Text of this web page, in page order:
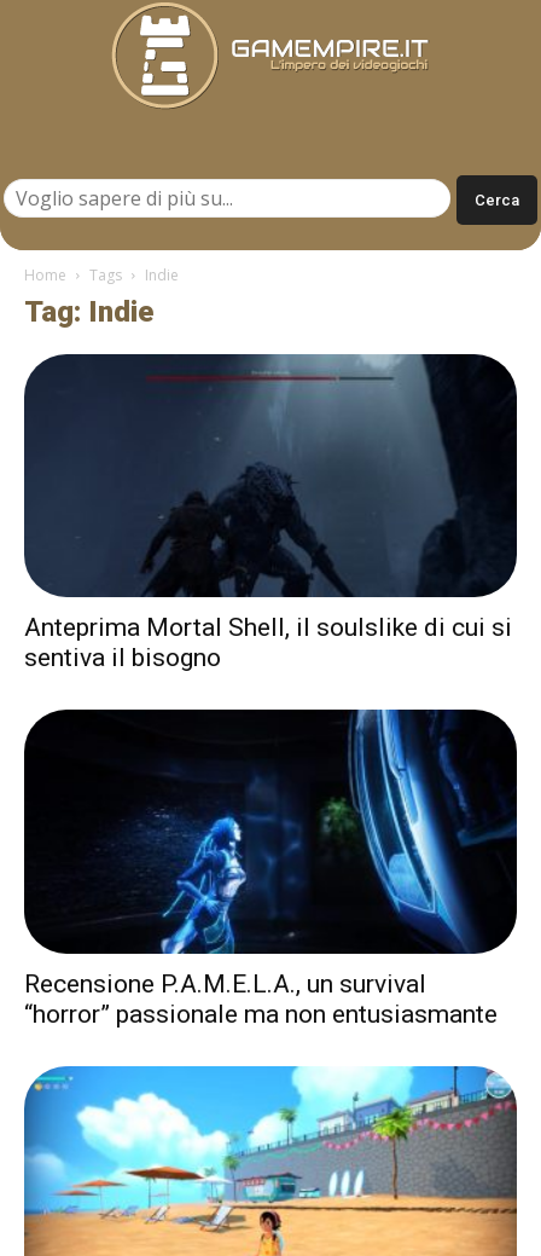
Home Tags Indie
Tag: Indie
Anteprima Mortal Shell, il soulslike di cui si
sentiva il bisogno
Recensione P.A.M.E.L.A., un survival
“horror” passionale ma non entusiasmante